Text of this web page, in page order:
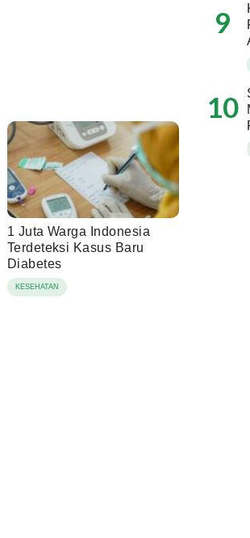
1 Juta Warga Indonesia
Terdeteksi Kasus Baru
Diabetes
KESEHATAN
9
10